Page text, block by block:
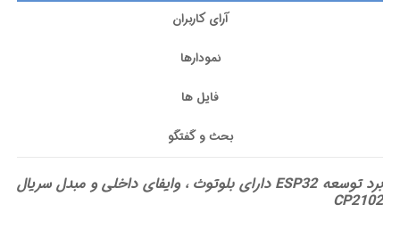
آرای کاربران
نمودارها
فایل ها
بحث و گفتگو
برد توسعه ESP32 دارای بلوتوث ، وایفای داخلی و مبدل سریال
CP2102